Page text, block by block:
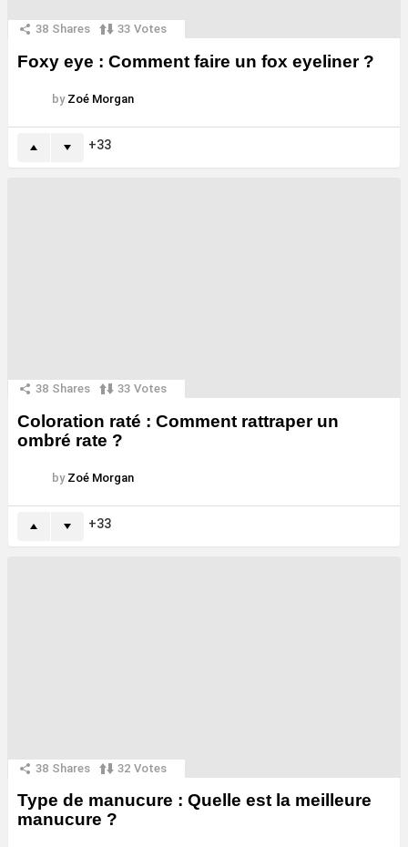
38 Shares 33 Votes
Foxy eye : Comment faire un fox eyeliner ?
by Zoé Morgan
33
38 Shares 33 Votes
Coloration raté : Comment rattraper un
ombré rate ?
by Zoé Morgan
33
38 Shares 32 Votes
Type de manucure : Quelle est la meilleure
manucure ?